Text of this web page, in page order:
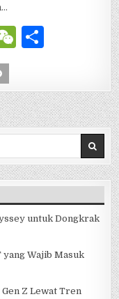
W
h
at
e
BLUE LAGOON BEACH BALI
untuk Dongkrak
yang Wajib Masuk
Z Lewat Tren